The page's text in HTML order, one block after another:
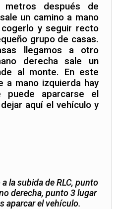
metros después de
un camino a mano
y seguir recto
grupo de casas.
llegamos a otro
derecha sale un
al monte. En este
a mano izquierda hay
puede aparcarse el
aquí el vehículo y
la subida de RLC, punto
derecha, punto 3 lugar
aparcar el vehículo.